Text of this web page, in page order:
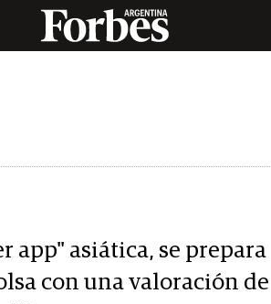
app" asiática, se prepara
con una valoración de